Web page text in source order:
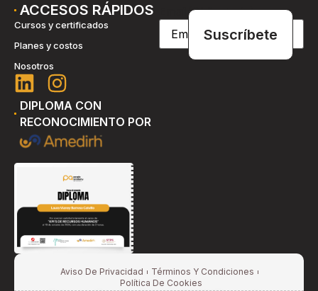
DIPLOMA CON
RECONOCIMIENTO POR
ACCESOS RÁPIDOS
Cursos y certificados
Planes y costos
Nosotros
(Obligatorio)
Aviso De Privacidad
Términos Y Condiciones
Política De Cookies